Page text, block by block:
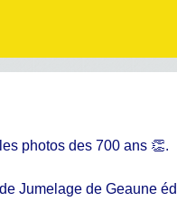
photos des 700 ans 👏.
Jumelage de Geaune